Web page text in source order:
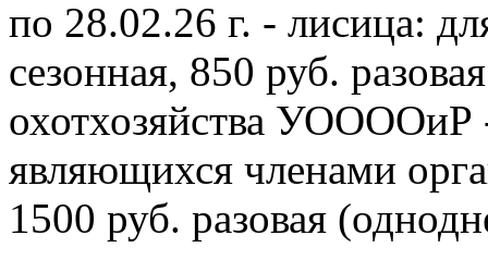
по 28.02.26 г. - лисица:
сезонная, 850 руб.
охотхозяйства УООООиР
являющихся членами
1500 руб. разовая